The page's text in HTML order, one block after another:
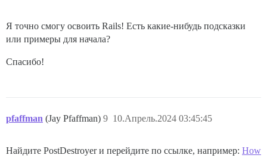
Я точно смогу освоить Rails! Есть какие-нибудь подсказки
или примеры для начала?
Спасибо!
pfaffman (Jay Pfaffman) 10.Апрель.2024 03:45:45
9
Найдите PostDestroyer и перейдите по ссылке, например: How